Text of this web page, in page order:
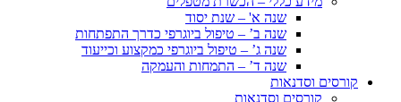
שנה א' – שנת יסוד
שנה ב’ – טיפול ביוגרפי כדרך התפתחות
שנה ג’ – טיפול ביוגרפי כמקצוע וכייעוד
שנה ד’ – התמחות והעמקה
קורסים וסדנאות
קורסים וסדנאות